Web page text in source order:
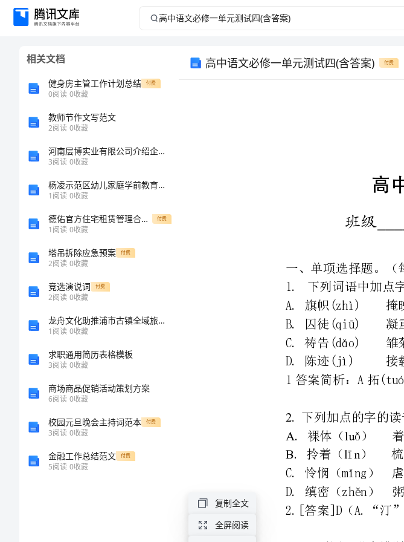
高
相关文档
健身房主管工作计划总结 付费
0阅读 0收藏
教师节作文写范文
2阅读 0收藏
河南层博实业有限公司介绍企业发展分析报告
3阅读 0收藏
杨凌示范区幼儿家庭学前教育选择情况调研论文
1阅读 0收藏
德佑官方住宅租赁管理合同2025 付费
1阅读 0收藏
塔吊拆除应急预案 付费
2阅读 0收藏
竞选演说词 付费
2阅读 0收藏
龙舟文化助推浦市古镇全域旅游发展的路径研究
1阅读 0收藏
求职通用简历表格模板
3阅读 0收藏
商场商品促销活动策划方案
6阅读 0收藏
校园元旦晚会主持词范本 付费
3阅读 0收藏
金融工作总结范文 付费
5阅读 0收藏
高中语文必修一单元测试四(含答案) 付费
管制既将告终。
下列词语中加点字的读音，完全正确的一组是（）
下列加点的字的读音全部正确的一项是（）
Blnsh
4.下列各句中没有错别字的一句是（）
复制全文
全屏阅读